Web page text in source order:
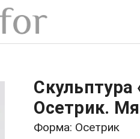
Осетрик.
Форма: Осетрик